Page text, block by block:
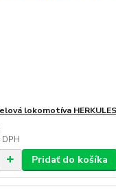
lokomotíva
Pridať do košíka